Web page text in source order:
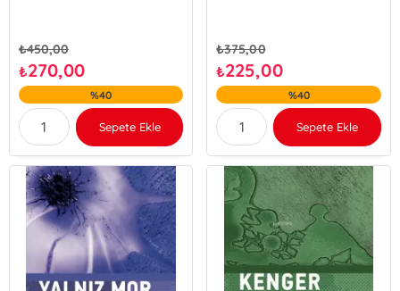
₺450,00
₺270,00
%40
Sepete Ekle
₺375,00
₺225,00
%40
Sepete Ekle